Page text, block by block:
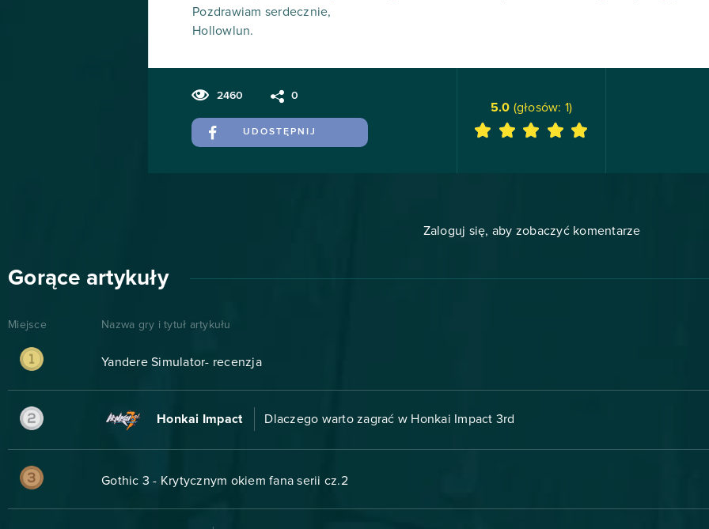
Pozdrawiam serdecznie,
Hollowlun.
2460 0
UDOSTĘPNIJ
5.0 (głosów: 1)
Zaloguj się, aby zobaczyć komentarze
Gorące artykuły
Miejsce Nazwa gry i tytuł artykułu
Yandere Simulator- recenzja
Honkai Impact Dlaczego warto zagrać w Honkai Impact 3rd
Gothic 3 - Krytycznym okiem fana serii cz.2